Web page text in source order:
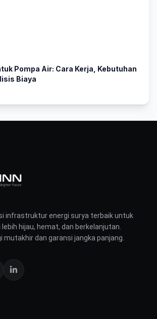
Pompa Air: Cara Kerja, Kebutuhan
Biaya
infrastruktur energi surya terbaik untuk
hijau, hemat, dan berkelanjutan.
mutakhir dan garansi jangka panjang.